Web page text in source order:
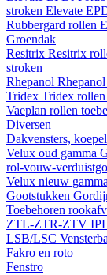
stroken Elevate
Rubbergard rollen
Groendak
Resitrix Resitrix
stroken
Rhepanol
Tridex Tridex rollen
Vaeplan rollen
Diversen
Dakvensters,
Velux oud gamma
rol-vouw-
Velux nieuw gamma
Gootstukken
Toebehoren
ZTL-ZTR-ZTV
LSB/LSC
Fakro en roto
Fenstro